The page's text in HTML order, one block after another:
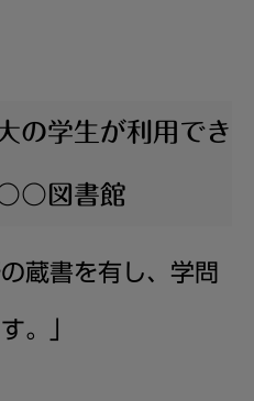
の学生が利用でき
〇図書館
蔵書を有し、学問
。